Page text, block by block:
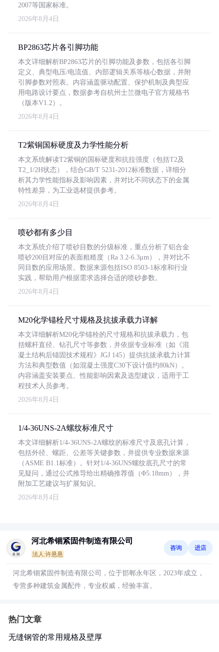
2007等国家标准。
2026年8月4日
BP2863芯片各引脚功能
本文详细解析BP2863芯片的引脚功能及参数，包括各引脚
定义、典型电压/电流值、内部逻辑关系等核心数据，并附
引脚参数对照表。内容涵盖驱动配置、保护机制及典型应
用电路设计要点，数据参考自杭州士兰微电子官方规格书
（版本V1.2）。
2026年8月4日
T2紫铜国标硬度及力学性能分析
本文系统解读T2紫铜的国标硬度和抗拉强度（包括T2及
T2_1/2H状态），结合GB/T 5231-2012标准数据，详细分
析其力学性能指标及影响因素，并对比不同状态下的金属
特性差异，为工业选材提供参考。
2026年8月4日
喷砂都有多少目
本文系统介绍了喷砂目数的分级标准，重点分析了铝合金
喷砂200目对应的表面粗糙度（Ra 3.2-6.3μm），并对比不
同目数的应用场景。数据来源包括ISO 8503-1标准和行业
实践，帮助用户根据需求选择合适的喷砂参数。
2026年8月4日
M20化学锚栓尺寸规格及抗拔承载力详解
本文详细解析M20化学锚栓的尺寸规格和抗拔承载力，包
括螺杆直径、钻孔尺寸等参数，并依据专业标准（如《混
凝土结构后锚固技术规程》JGJ 145）提供抗拔承载力计算
方法和典型数值（如混凝土强度C30下设计值约80kN）。
内容涵盖安装要点、性能影响因素及选型建议，适用于工
程技术人员参考。
2026年8月4日
1/4-36UNS-2A螺纹标准尺寸
本文详细解析1/4-36UNS-2A螺纹的标准尺寸及底孔计算，
包括外径、螺距、公差等关键参数，并提供专业数据来源
（ASME B1.1标准）。针对1/4-36UNS螺纹底孔尺寸的常
见疑问，通过公式推导给出精确推荐值（Φ5.18mm），并
附加工艺建议与扩展知识。
2026年8月4日
河北希锢紧固件制造有限公司
法人:许悬悬
咨询 进店
河北希锢紧固件制造有限公司，位于邯郸永年区，2023年成立，
专营多种建筑金属配件，专业权威，经验丰富。
热门文章
无缝钢管的常用规格及壁厚